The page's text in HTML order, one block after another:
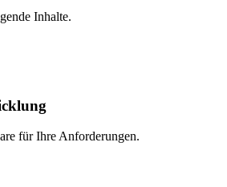
Inhalte.
für Ihre Anforderungen.